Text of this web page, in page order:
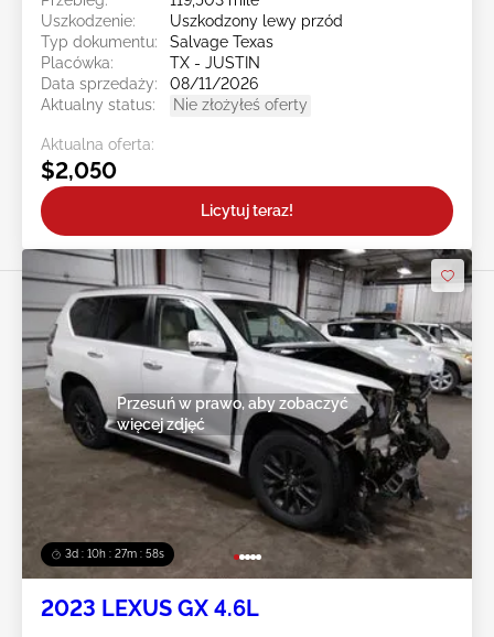
Uszkodzenie:
Uszkodzony lewy przód
Typ dokumentu:
Salvage Texas
Placówka:
TX - JUSTIN
Data sprzedaży:
08/11/2026
Aktualny status:
Nie złożyłeś oferty
Aktualna oferta:
$2,050
Licytuj teraz!
3d : 10h : 27m : 55s
Przesuń w prawo, aby zobaczyć
więcej zdjęć
2023 LEXUS GX 4.6L